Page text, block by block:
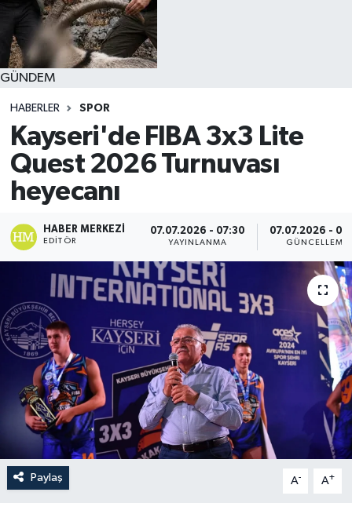
GÜNDEM
HABERLER SPOR
Kayseri'de FIBA 3x3 Lite
Quest 2026 Turnuvası
heyecanı
HABER MERKEZI
EDITÖR
07.07.2026 - 07:30
YAYINLANMA
07.07.2026 -
GÜNCELLEME
Paylaş A- A+